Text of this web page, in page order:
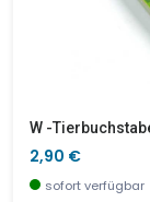
W -
2,90 €
sofort verfügbar